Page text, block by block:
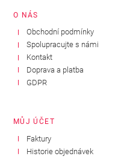
O NÁS
Obchodní podmínky
Spolupracujte s námi
Kontakt
Doprava a platba
GDPR
MŮJ ÚČET
Faktury
Historie objednávek